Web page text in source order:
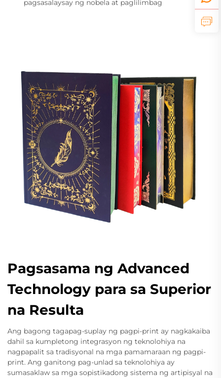
pagsasalaysay ng nobela at paglilimbag
Pagsasama ng Advanced
Technology para sa Superior
na Resulta
Ang bagong tagapag-suplay ng pagpi-print ay nagkakaiba
dahil sa kumpletong integrasyon ng teknolohiya na
nagpapalit sa tradisyonal na mga pamamaraan ng pagpi-
print. Ang ganitong pag-unlad sa teknolohiya ay
sumasaklaw sa mga sopistikadong sistema ng artipisyal na